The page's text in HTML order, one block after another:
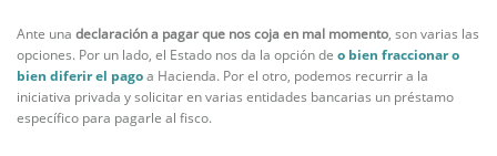
Ante una declaración a pagar que nos coja en mal momento, son varias las
opciones. Por un lado, el Estado nos da la opción de o bien fraccionar o
bien diferir el pagoa Hacienda. Por el otro, podemos recurrir a la
iniciativa privada y solicitar en varias entidades bancarias un préstamo
específico para pagarle al fisco.